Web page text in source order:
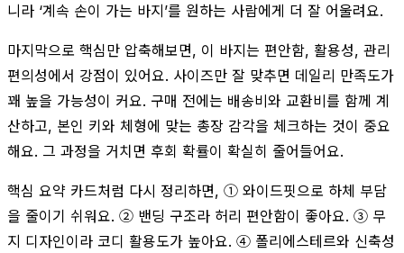
니라 ‘계속 손이 가는 바지’를 원하는 사람에게 더 잘 어울려요.
마지막으로 핵심만 압축해보면, 이 바지는 편안함, 활용성, 관리
편의성에서 강점이 있어요. 사이즈만 잘 맞추면 데일리 만족도가
꽤 높을 가능성이 커요. 구매 전에는 배송비와 교환비를 함께 계
산하고, 본인 키와 체형에 맞는 총장 감각을 체크하는 것이 중요
해요. 그 과정을 거치면 후회 확률이 확실히 줄어들어요.
핵심 요약 카드처럼 다시 정리하면, ① 와이드핏으로 하체 부담
을 줄이기 쉬워요. ② 밴딩 구조라 허리 편안함이 좋아요. ③ 무
지 디자인이라 코디 활용도가 높아요. ④ 폴리에스테르와 신축성